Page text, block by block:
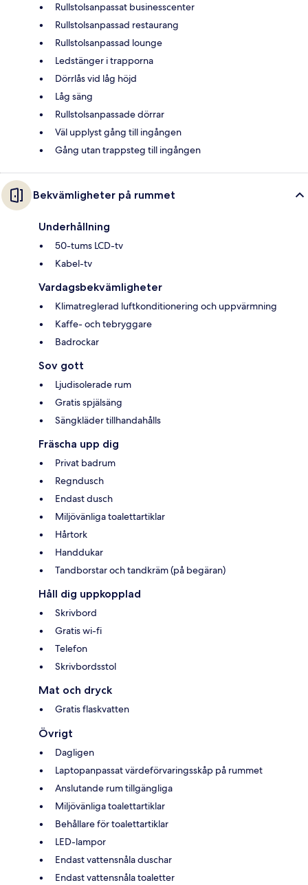
Rullstolsanpassat businesscenter
Rullstolsanpassad restaurang
Rullstolsanpassad lounge
Ledstänger i trapporna
Dörrlås vid låg höjd
Låg säng
Rullstolsanpassade dörrar
Väl upplyst gång till ingången
Gång utan trappsteg till ingången
Bekvämligheter på rummet
Underhållning
50-tums LCD-tv
Kabel-tv
Vardagsbekvämligheter
Klimatreglerad luftkonditionering och uppvärmning
Kaffe- och tebryggare
Badrockar
Sov gott
Ljudisolerade rum
Gratis spjälsäng
Sängkläder tillhandahålls
Fräscha upp dig
Privat badrum
Regndusch
Endast dusch
Miljövänliga toalettartiklar
Hårtork
Handdukar
Tandborstar och tandkräm (på begäran)
Håll dig uppkopplad
Skrivbord
Gratis wi-fi
Telefon
Skrivbordsstol
Mat och dryck
Gratis flaskvatten
Övrigt
Dagligen
Laptopanpassat värdeförvaringsskåp på rummet
Anslutande rum tillgängliga
Miljövänliga toalettartiklar
Behållare för toalettartiklar
LED-lampor
Endast vattensnåla duschar
Endast vattensnåla toaletter